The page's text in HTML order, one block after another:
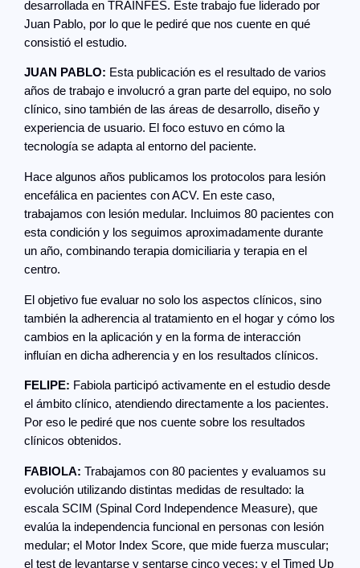
desarrollada en TRAINFES. Este trabajo fue liderado por
Juan Pablo, por lo que le pediré que nos cuente en qué
consistió el estudio.
JUAN PABLO: Esta publicación es el resultado de varios
años de trabajo e involucró a gran parte del equipo, no solo
clínico, sino también de las áreas de desarrollo, diseño y
experiencia de usuario. El foco estuvo en cómo la
tecnología se adapta al entorno del paciente.
Hace algunos años publicamos los protocolos para lesión
encefálica en pacientes con ACV. En este caso,
trabajamos con lesión medular. Incluimos 80 pacientes con
esta condición y los seguimos aproximadamente durante
un año, combinando terapia domiciliaria y terapia en el
centro.
El objetivo fue evaluar no solo los aspectos clínicos, sino
también la adherencia al tratamiento en el hogar y cómo los
cambios en la aplicación y en la forma de interacción
influían en dicha adherencia y en los resultados clínicos.
FELIPE: Fabiola participó activamente en el estudio desde
el ámbito clínico, atendiendo directamente a los pacientes.
Por eso le pediré que nos cuente sobre los resultados
clínicos obtenidos.
FABIOLA: Trabajamos con 80 pacientes y evaluamos su
evolución utilizando distintas medidas de resultado: la
escala SCIM (Spinal Cord Independence Measure), que
evalúa la independencia funcional en personas con lesión
medular; el Motor Index Score, que mide fuerza muscular;
el test de levantarse y sentarse cinco veces; y el Timed Up